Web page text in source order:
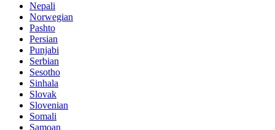
Nepali
Norwegian
Pashto
Persian
Punjabi
Serbian
Sesotho
Sinhala
Slovak
Slovenian
Somali
Samoan